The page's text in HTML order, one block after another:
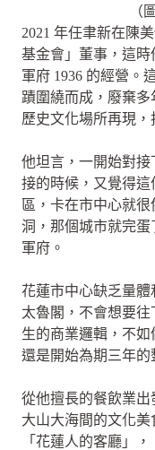
（
2021 年任聿新在陳
基金會」董事，這
軍府 1936 的經營。
蹟圍繞而成，廢棄
歷史文化場所再現，
他坦言，一開始對
接的時候，又覺得這
區，卡在市中心就
洞，那個城市就完
軍府。
花蓮市中心缺乏量
太魯閣，不會想要
生的商業邏輯，不
還是開始為期三年的
從他擅長的餐飲業出
大山大海間的文化
「花蓮人的客廳」